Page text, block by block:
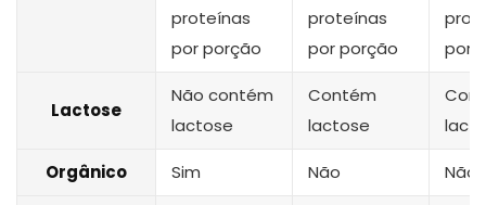
proteínas
por porção
proteínas
por porção
por
Lactose
Não contém
lactose
Contém
lactose
Orgânico Sim Não Não